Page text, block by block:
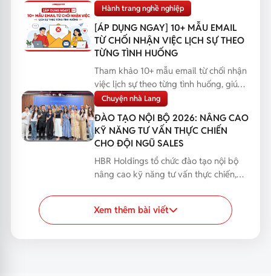
giúp bạn phản...
Hành trang nghề nghiệp
[ÁP DỤNG NGAY] 10+ MẪU EMAIL
TỪ CHỐI NHẬN VIỆC LỊCH SỰ THEO
TỪNG TÌNH HUỐNG
Tham khảo 10+ mẫu email từ chối nhận
việc lịch sự theo từng tình huống, giúp
bạn phản hồi...
Chuyện nhà Lang
ĐÀO TẠO NỘI BỘ 2026: NÂNG CAO
KỸ NĂNG TƯ VẤN THỰC CHIẾN
CHO ĐỘI NGŨ SALES
HBR Holdings tổ chức đào tạo nội bộ
nâng cao kỹ năng tư vấn thực chiến,
Xem thêm bài viết